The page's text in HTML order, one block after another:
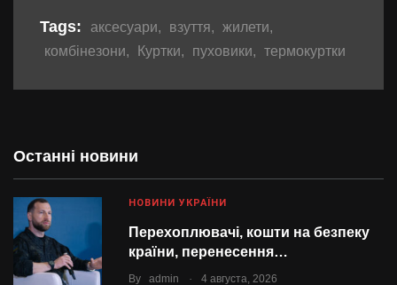
Останні новини
НОВИНИ УКРАЇНИ
Перехоплювачі, кошти на безпеку
країни, перенесення…
By admin 4 августа, 2026
Tags: аксесуари, взуття, жилети,
комбінезони, Куртки, пуховики, термокуртки